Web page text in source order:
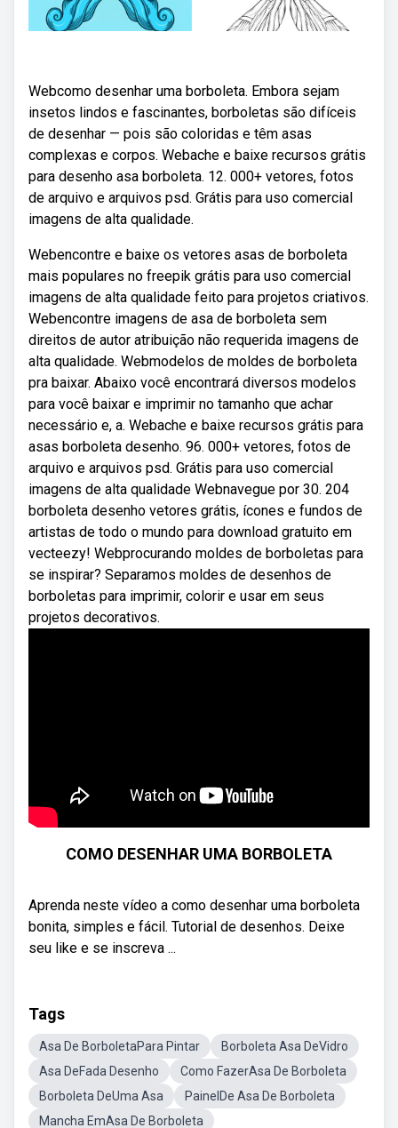
Webcomo desenhar uma borboleta. Embora sejam
insetos lindos e fascinantes, borboletas são difíceis
de desenhar — pois são coloridas e têm asas
complexas e corpos. Webache e baixe recursos grátis
para desenho asa borboleta. 12. 000+ vetores, fotos
de arquivo e arquivos psd. Grátis para uso comercial
imagens de alta qualidade.
Webencontre e baixe os vetores asas de borboleta
mais populares no freepik grátis para uso comercial
imagens de alta qualidade feito para projetos criativos.
Webencontre imagens de asa de borboleta sem
direitos de autor atribuição não requerida imagens de
alta qualidade. Webmodelos de moldes de borboleta
pra baixar. Abaixo você encontrará diversos modelos
para você baixar e imprimir no tamanho que achar
necessário e, a. Webache e baixe recursos grátis para
asas borboleta desenho. 96. 000+ vetores, fotos de
arquivo e arquivos psd. Grátis para uso comercial
imagens de alta qualidade Webnavegue por 30. 204
borboleta desenho vetores grátis, ícones e fundos de
artistas de todo o mundo para download gratuito em
vecteezy! Webprocurando moldes de borboletas para
se inspirar? Separamos moldes de desenhos de
borboletas para imprimir, colorir e usar em seus
projetos decorativos.
COMO DESENHAR UMA BORBOLETA
Aprenda neste vídeo a como desenhar uma borboleta
bonita, simples e fácil. Tutorial de desenhos. Deixe
seu like e se inscreva ...
Tags
Asa De BorboletaPara Pintar
Borboleta Asa DeVidro
Asa DeFada Desenho
Como FazerAsa De Borboleta
Borboleta DeUma Asa
PainelDe Asa De Borboleta
Mancha EmAsa De Borboleta